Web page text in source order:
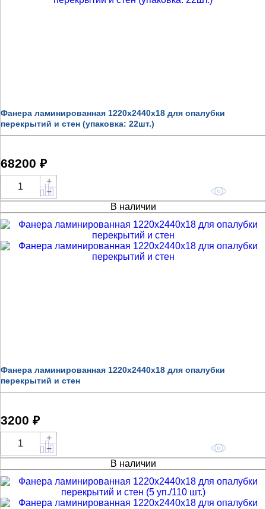
Фанера ламинированная 1220x2440x18 для опалубки
перекрытий и стен (упаковка: 22шт.)
68200 ₽
+
−
В наличии
Фанера ламинированная 1220x2440x18 для опалубки
перекрытий и стен
3200 ₽
+
−
В наличии